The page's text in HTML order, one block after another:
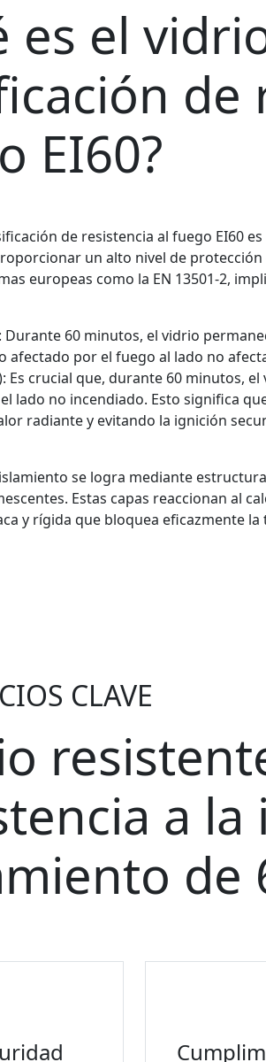
es el
de
EI60?
de resistencia al fuego EI60
un alto nivel de protección
europeas como la EN 13501-2,
Durante 60 minutos, el vidrio
afectado por el fuego al lado no
Es crucial que, durante 60 minutos,
lado no incendiado. Esto significa
radiante y evitando la ignición
se logra mediante
Estas capas reaccionan al
y rígida que bloquea eficazmente
CLAVE
a
de